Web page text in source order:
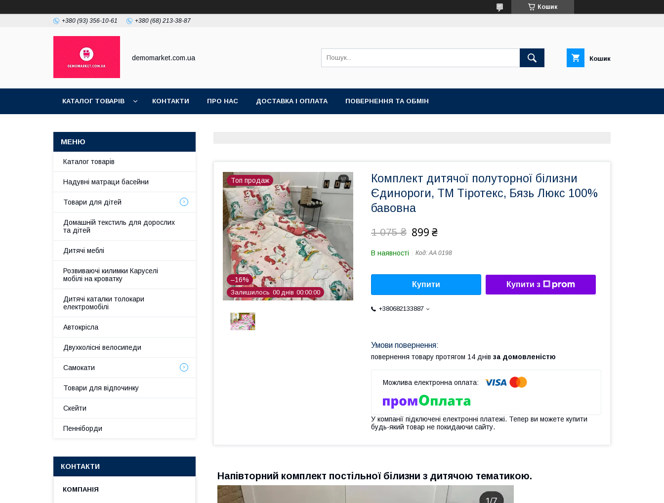
Кошик
+380 (93) 356-10-61 +380 (68) 213-38-87
demomarket.com.ua Кошик
КАТАЛОГ ТОВАРІВ КОНТАКТИ ПРО НАС ДОСТАВКА І ОПЛАТА ПОВЕРНЕННЯ ТА ОБМІН
Топ продаж
–16%
Залишилось 00 днів 00 00 00
Комплект дитячої полуторної білизни
Єдинороги, ТМ Тіротекс, Бязь Люкс 100%
бавовна
1 075 ₴ 899 ₴
В наявності Код:АА 0198
Купити Купити з
+380682133887
повернення товару протягом 14 днів за домовленістю
У компанії підключені електронні платежі. Тепер ви можете купити
будь-який товар не покидаючи сайту.
Напівторний комплект постільної білизни з дитячою тематикою.
Каталог товарів
Надувні матраци басейни
Товари для дітей
Домашній текстиль для дорослих
та дітей
Дитячі меблі
Розвиваючі килимки Каруселі
мобілі на кроватку
Дитячі каталки толокари
електромобілі
Автокрісла
Двухколісні велосипеди
Самокати
Товари для відпочинку
Скейти
Пенніборди
КОНТАКТИ